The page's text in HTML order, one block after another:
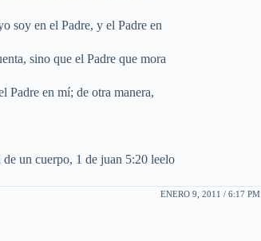
soy en el Padre, y el Padre en
sino que el Padre que mora
Padre en mí; de otra manera,
un cuerpo, 1 de juan 5:20 leelo
ENERO 9, 2011 / 6:17 PM